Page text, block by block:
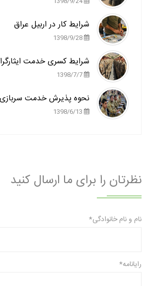
شرایط کار در اربیل عراق
شرایط کسری خدمت ایثارگران
نحوه پذیرش خدمت
نظرتان را برای ما ارسال کنید
نام و نام خانوادگی*
رایانامه*